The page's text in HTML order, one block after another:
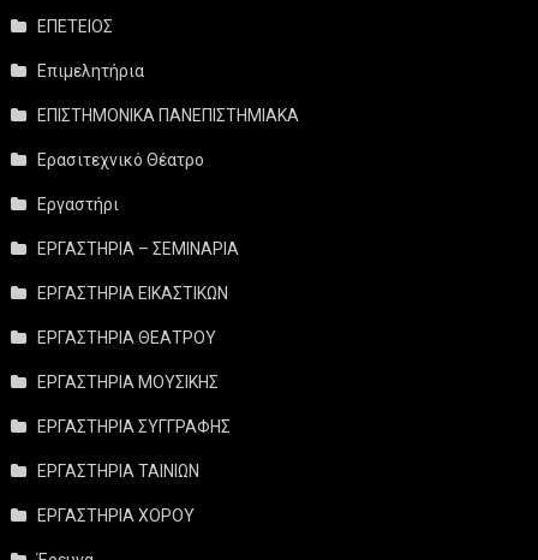
ΕΠΕΤΕΙΟΣ
Επιμελητήρια
ΕΠΙΣΤΗΜΟΝΙΚΑ ΠΑΝΕΠΙΣΤΗΜΙΑΚΑ
Ερασιτεχνικό Θέατρο
Εργαστήρι
ΕΡΓΑΣΤΗΡΙΑ – ΣΕΜΙΝΑΡΙΑ
ΕΡΓΑΣΤΗΡΙΑ ΕΙΚΑΣΤΙΚΩΝ
ΕΡΓΑΣΤΗΡΙΑ ΘΕΑΤΡΟΥ
ΕΡΓΑΣΤΗΡΙΑ ΜΟΥΣΙΚΗΣ
ΕΡΓΑΣΤΗΡΙΑ ΣΥΓΓΡΑΦΗΣ
ΕΡΓΑΣΤΗΡΙΑ ΤΑΙΝΙΩΝ
ΕΡΓΑΣΤΗΡΙΑ ΧΟΡΟΥ